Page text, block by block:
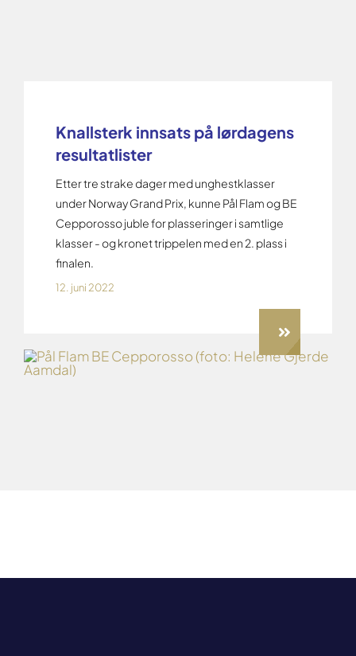
Knallsterk innsats på lørdagens
resultatlister
Etter tre strake dager med unghestklasser
under Norway Grand Prix, kunne Pål Flam og BE
Cepporosso juble for plasseringer i samtlige
klasser - og kronet trippelen med en 2. plass i
finalen.
12. juni 2022